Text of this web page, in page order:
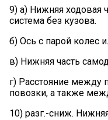
9) а) Нижняя ходовая
система без кузова.
б) Ось с парой колес
в) Нижняя часть
г) Расстояние между
повозки, а также
10) разг.-сниж.